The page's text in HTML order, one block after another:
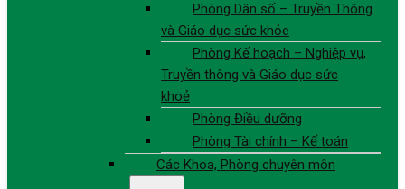
Phòng Dân số – Truyền Thông
và Giáo dục sức khỏe
Phòng Kế hoạch – Nghiệp vụ,
Truyền thông và Giáo dục sức
khoẻ
Phòng Điều dưỡng
Phòng Tài chính – Kế toán
Các Khoa, Phòng chuyên môn